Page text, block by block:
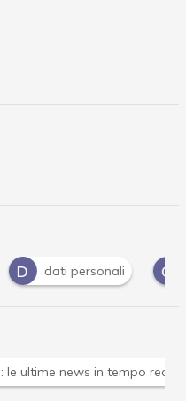
dati personali G
le ultime news in tempo